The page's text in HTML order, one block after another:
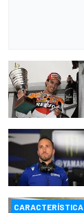
CARACTERÍSTICA